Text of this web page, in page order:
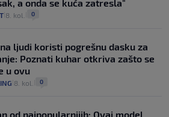
a onda se kuća zatresla"
8. kol. 0
ljudi koristi pogrešnu dasku za
Poznati kuhar otkriva zašto se
u ovu
8. kol. 0
od najpopularnijih: Ovaj model